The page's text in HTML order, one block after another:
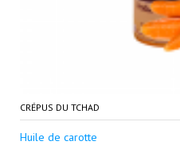
CRÉPUS DU TCHAD
Huile de carotte